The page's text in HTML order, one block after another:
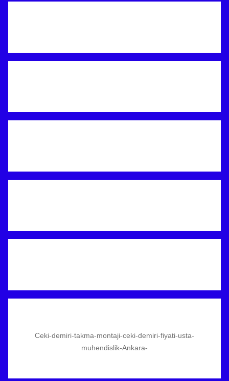
Ceki-demiri-takma-montaji-ceki-demiri-fiyati-usta-
muhendislik-Ankara-